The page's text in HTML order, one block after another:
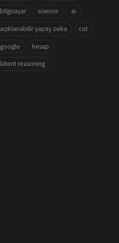
bilgisayar science ai
açıklanabilir yapay zeka cot
google hesap
latent reasoning